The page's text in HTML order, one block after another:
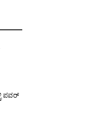
ಪವರ್